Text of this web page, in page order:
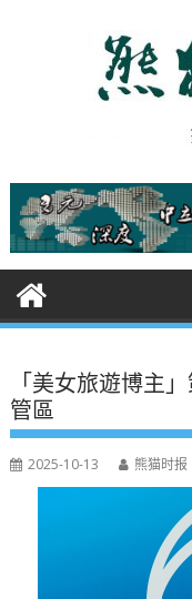
t
「美女旅遊博主
管區
2025-10-13 熊猫时报